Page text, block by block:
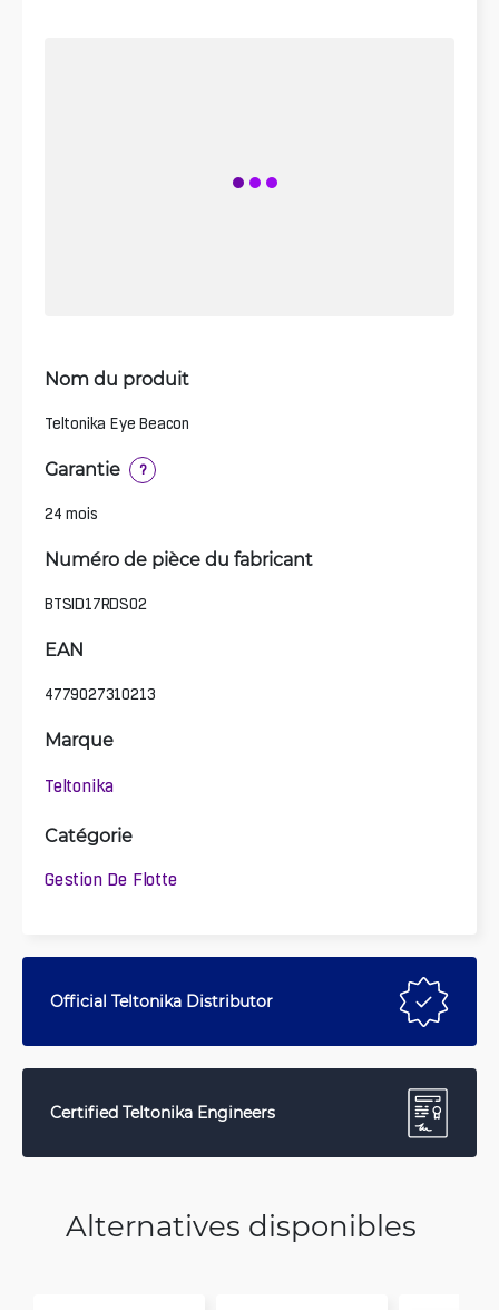
Nom du produit
Teltonika Eye Beacon
Garantie ?
24 mois
Numéro de pièce du fabricant
BTSID17RDS02
EAN
4779027310213
Marque
Teltonika
Catégorie
Gestion De Flotte
Official Teltonika Distributor
Certified Teltonika Engineers
Alternatives disponibles